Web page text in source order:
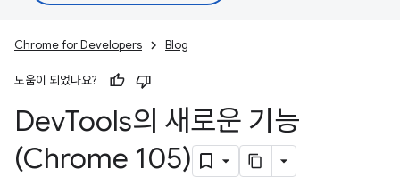
Chrome for Developers Blog
도움이 되었나요?
DevTools의 새로운 기능
(Chrome 105)